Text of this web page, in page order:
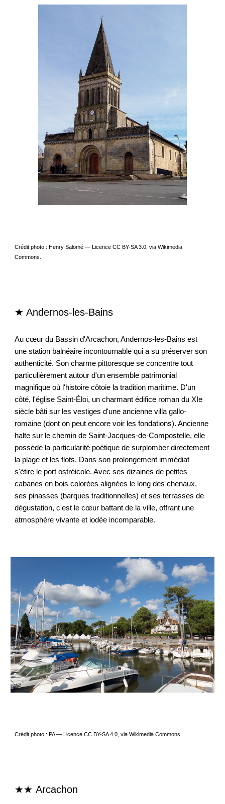
Crédit photo : Henry Salomé — Licence CC BY-SA 3.0, via Wikimedia
Commons.
★ Andernos-les-Bains
Au cœur du Bassin d'Arcachon, Andernos-les-Bains est
une station balnéaire incontournable qui a su préserver son
authenticité. Son charme pittoresque se concentre tout
particulièrement autour d'un ensemble patrimonial
magnifique où l'histoire côtoie la tradition maritime. D'un
côté, l'église Saint-Éloi, un charmant édifice roman du XIe
siècle bâti sur les vestiges d'une ancienne villa gallo-
romaine (dont on peut encore voir les fondations). Ancienne
halte sur le chemin de Saint-Jacques-de-Compostelle, elle
possède la particularité poétique de surplomber directement
la plage et les flots. Dans son prolongement immédiat
s'étire le port ostréicole. Avec ses dizaines de petites
cabanes en bois colorées alignées le long des chenaux,
ses pinasses (barques traditionnelles) et ses terrasses de
dégustation, c'est le cœur battant de la ville, offrant une
atmosphère vivante et iodée incomparable.
Crédit photo : PA — Licence CC BY-SA 4.0, via Wikimedia Commons.
★★Arcachon